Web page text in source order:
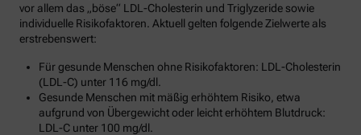
vor allem das „böse“ LDL-Cholesterin und Triglyzeride sowie
individuelle Risikofaktoren. Aktuell gelten folgende Zielwerte als
erstrebenswert:
Für gesunde Menschen ohne Risikofaktoren: LDL-Cholesterin
(LDL-C) unter 116 mg/dl.
Gesunde Menschen mit mäßig erhöhtem Risiko, etwa
aufgrund von Übergewicht oder leicht erhöhtem Blutdruck:
LDL-C unter 100 mg/dl.